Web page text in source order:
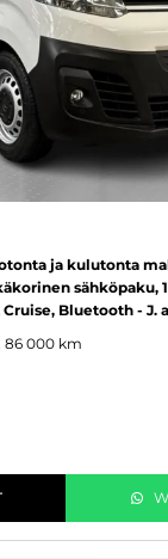
ja kulutonta
sähköpaku,
Bluetooth - J.
86 000 km